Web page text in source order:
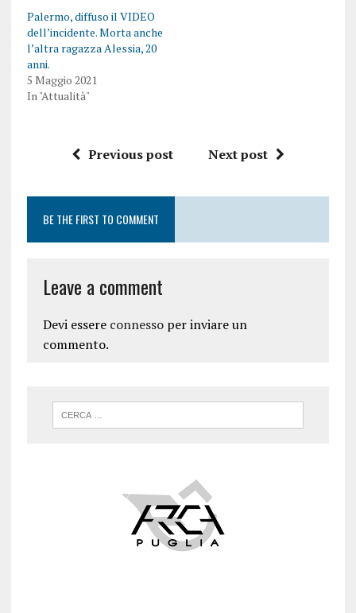
Palermo, diffuso il VIDEO
dell’incidente. Morta anche
l’altra ragazza Alessia, 20
anni.
5 Maggio 2021
In "Attualità"
Previous post Next post
BE THE FIRST TO COMMENT
Leave a comment
Devi essere connessoper inviare un
commento.